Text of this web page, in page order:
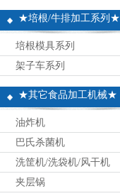
★培根/牛排加工系列★
培根模具系列
架子车系列
★其它食品加工机械★
油炸机
巴氏杀菌机
洗筐机/洗袋机/风干机
夹层锅